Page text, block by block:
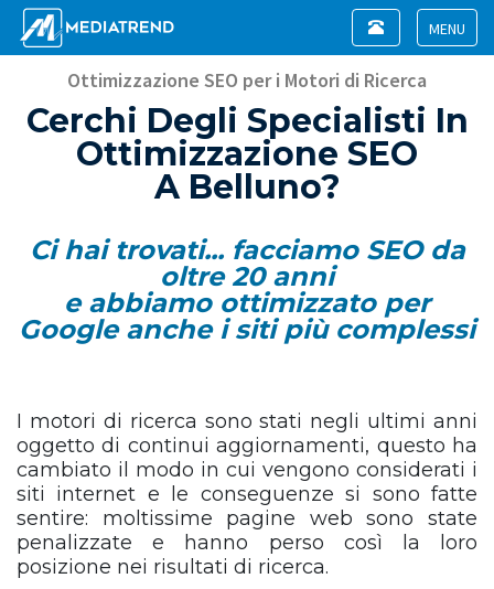
Toggle
Toggle
navigation
Ottimizzazione SEO per i Motori di Ricerca
Cerchi Degli Specialisti In
Ottimizzazione SEO
A Belluno?
Ci hai trovati... facciamo SEO da
oltre 20 anni
e abbiamo ottimizzato per
Google anche i siti più complessi
I motori di ricerca sono stati negli ultimi anni
oggetto di continui aggiornamenti, questo ha
cambiato il modo in cui vengono considerati i
siti internet e le conseguenze si sono fatte
sentire: moltissime pagine web sono state
penalizzate e hanno perso così la loro
posizione nei risultati di ricerca.